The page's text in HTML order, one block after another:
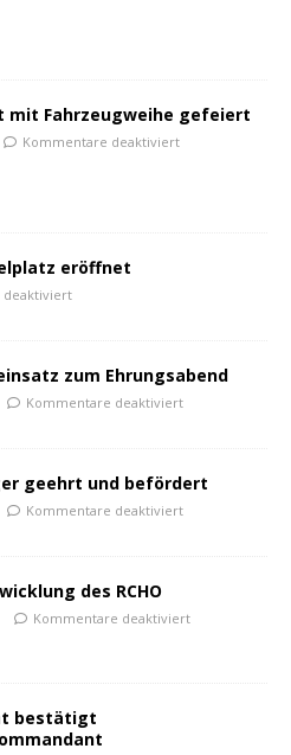
mit Fahrzeugweihe gefeiert
Kommentare deaktiviert
eröffnet
deaktiviert
zum Ehrungsabend
Kommentare deaktiviert
geehrt und befördert
Kommentare deaktiviert
des RCHO
Kommentare deaktiviert
bestätigt